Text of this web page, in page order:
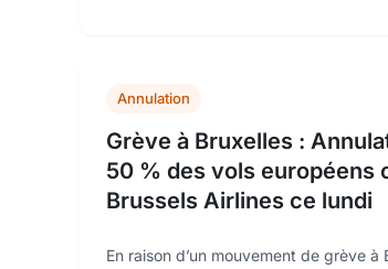
Annulation
Grève à Bruxelles :
50 % des vols européens
Brussels Airlines ce lundi
En raison d’un mouvement de grève à